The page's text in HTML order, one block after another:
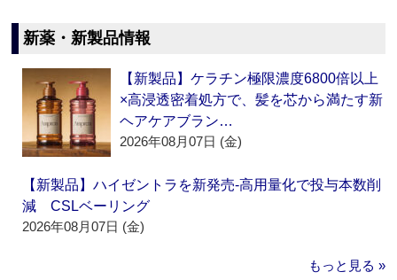
新薬・新製品情報
【新製品】ケラチン極限濃度6800倍以上
×高浸透密着処方で、髪を芯から満たす新
ヘアケアブラン…
2026年08月07日 (金)
【新製品】ハイゼントラを新発売‐高用量化で投与本数削
減 CSLベーリング
2026年08月07日 (金)
もっと見る »